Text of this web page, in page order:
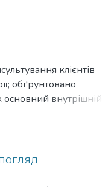
клієнтів
обґрунтовано
основний внутрішній
до консультативної